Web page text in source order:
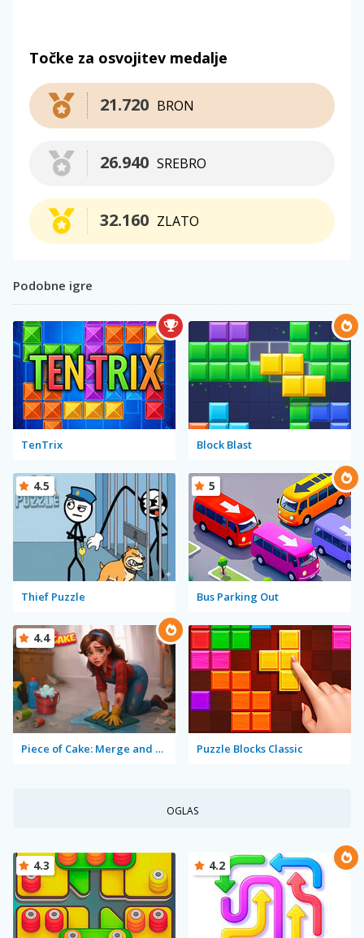
Točke za osvojitev medalje
BRON
21.720
SREBRO
26.940
ZLATO
32.160
Podobne igre
TenTrix Block Blast
Thief Puzzle
4.5
Bus Parking Out
5
Piece of Cake: Merge and Bake
4.4
Puzzle Blocks Classic
OGLAS
4.3 4.2